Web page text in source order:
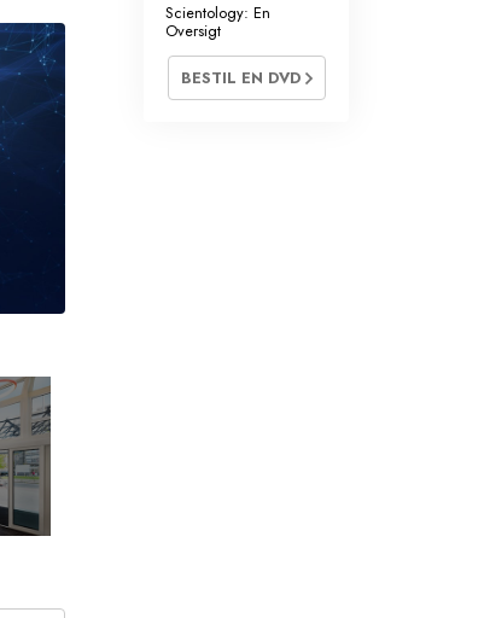
Scientology: En
Oversigt
BESTIL EN DVD